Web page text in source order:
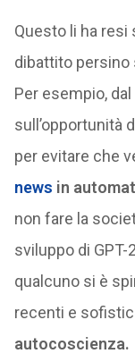
Questo li ha
dibattito
Per esempio,
sull’opportunità
per evitare che
news in
non fare la
sviluppo di
qualcuno si è
recenti e
autocoscienza.